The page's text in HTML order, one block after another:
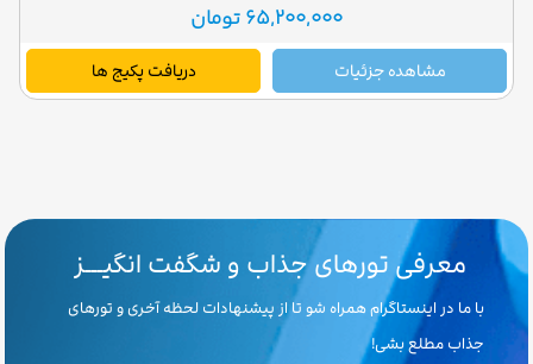
65,200,000 تومان
مشاهده جزئیات دریافت پکیج ها
معرفی تورهای جذاب و شگفت انگیـــز
با ما در اینستاگرام همراه شو تا از پیشنهادات لحظه آخری و تورهای
جذاب مطلع بشی!